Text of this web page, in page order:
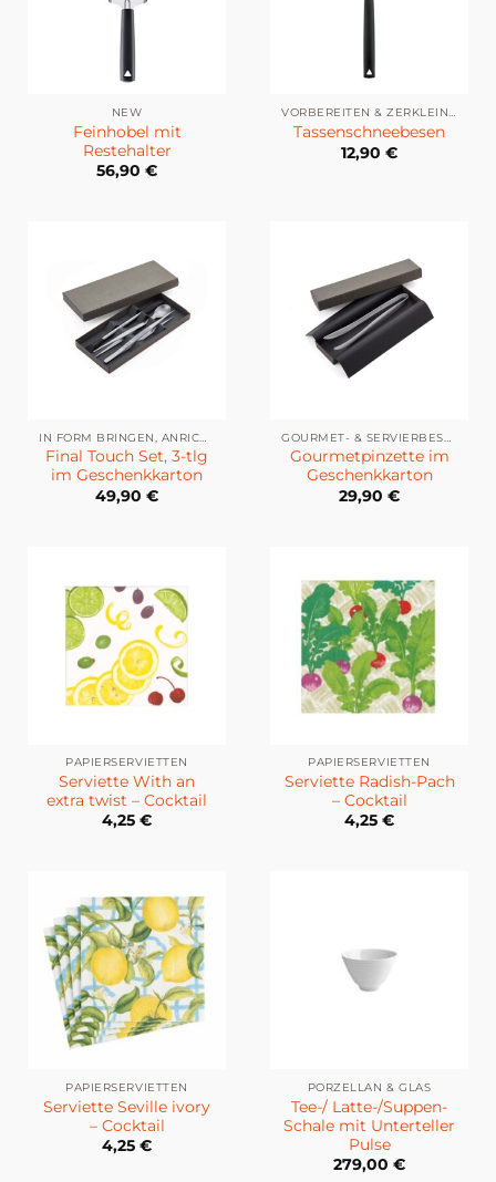
NEW
Feinhobel mit
Restehalter
56,90 €
VORBEREITEN & ZERKLEINERN
Tassenschneebesen
12,90 €
Final Touch Set, 3-tlg
im Geschenkkarton
49,90 €
Gourmetpinzette im
Geschenkkarton
29,90 €
PAPIERSERVIETTEN
Serviette With an
extra twist – Cocktail
4,25 €
PAPIERSERVIETTEN
Serviette Radish-Pach
– Cocktail
4,25 €
PAPIERSERVIETTEN
Serviette Seville ivory
– Cocktail
4,25 €
PORZELLAN & GLAS
Tee-/ Latte-/Suppen-
Schale mit Unterteller
Pulse
279,00 €